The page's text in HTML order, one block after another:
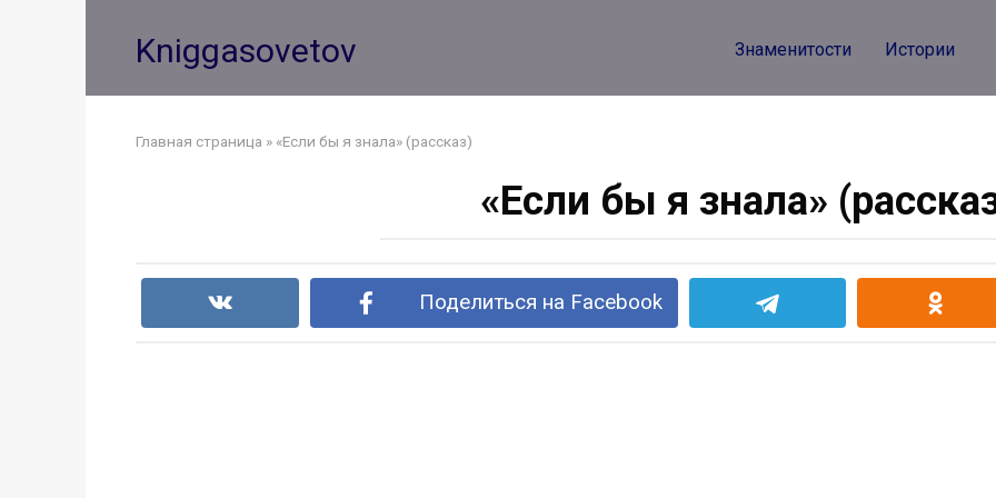
Kniggasovetov Знаменитости Истории
Главная страница » «Если бы я знала» (рассказ)
«Если бы я знала»
Поделиться на Facebook